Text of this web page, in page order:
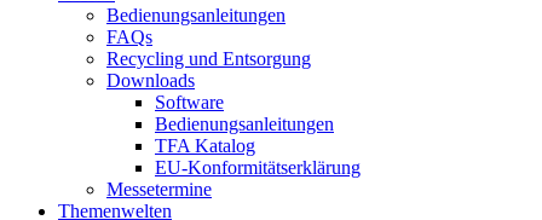
Bedienungsanleitungen
FAQs
Recycling und Entsorgung
Downloads
Software
Bedienungsanleitungen
TFA Katalog
EU-Konformitätserklärung
Messetermine
Themenwelten